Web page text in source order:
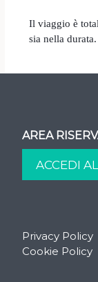
Il viaggio è
sia nella durata.
AREA
Privacy Policy
Cookie Policy